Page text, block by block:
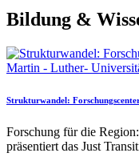
Bildung &
Martin - Luther-
Strukturwandel:
Forschung für die
präsentiert das Just